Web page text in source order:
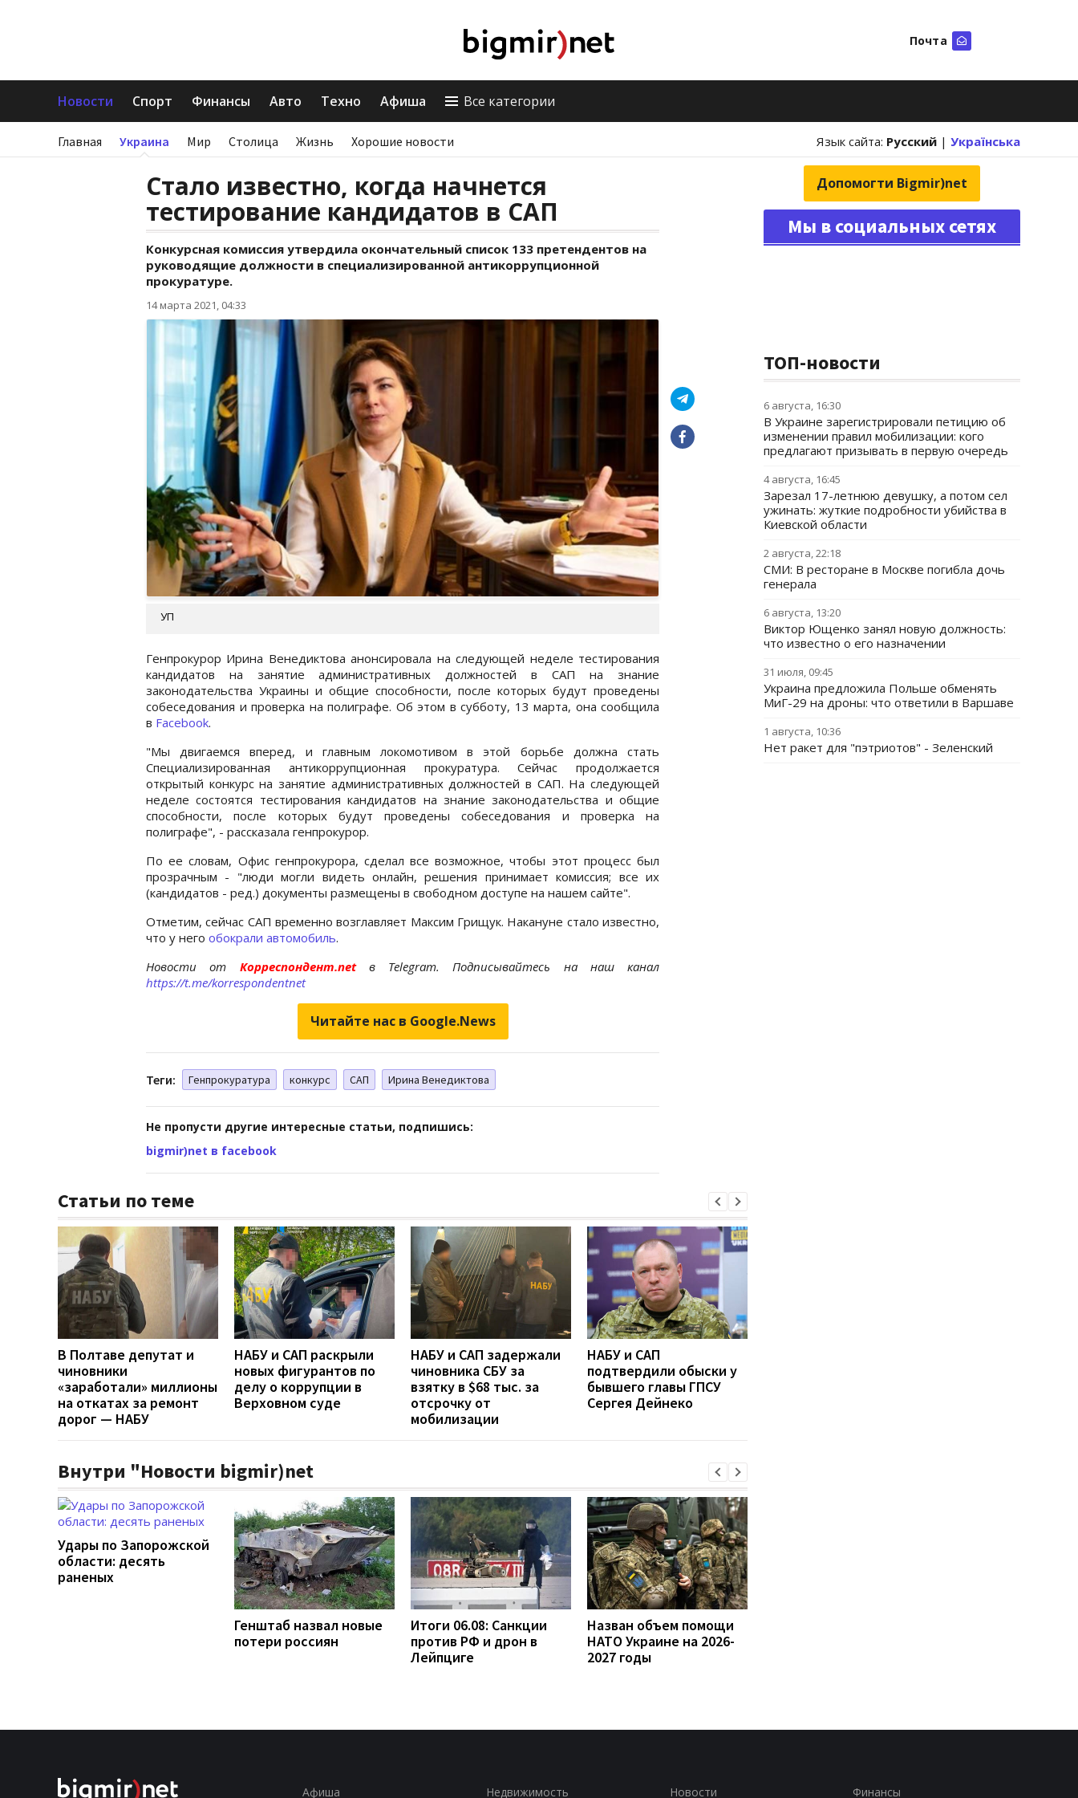
Почта
Новости Спорт Финансы Авто Техно Афиша Все категории
Главная Украина Мир Столица Жизнь Хорошие новости Язык сайта: Русский | Українська
Стало известно, когда начнется
тестирование кандидатов в САП
Конкурсная комиссия утвердила окончательный список 133 претендентов на
руководящие должности в специализированной антикоррупционной
прокуратуре.
14 марта 2021, 04:33
УП
Генпрокурор Ирина Венедиктова анонсировала на следующей неделе тестирования
кандидатов на занятие административных должностей в САП на знание
законодательства Украины и общие способности, после которых будут проведены
собеседования и проверка на полиграфе. Об этом в субботу, 13 марта, она сообщила
в Facebook.
"Мы двигаемся вперед, и главным локомотивом в этой борьбе должна стать
Специализированная антикоррупционная прокуратура. Сейчас продолжается
открытый конкурс на занятие административных должностей в САП. На следующей
неделе состоятся тестирования кандидатов на знание законодательства и общие
способности, после которых будут проведены собеседования и проверка на
полиграфе", - рассказала генпрокурор.
По ее словам, Офис генпрокурора, сделал все возможное, чтобы этот процесс был
прозрачным - "люди могли видеть онлайн, решения принимает комиссия; все их
(кандидатов - ред.) документы размещены в свободном доступе на нашем сайте".
Отметим, сейчас САП временно возглавляет Максим Грищук. Накануне стало известно,
что у него обокрали автомобиль.
Новости от Корреспондент.net в Telegram. Подписывайтесь на наш канал
https://t.me/korrespondentnet
Читайте нас в Google.News
Теги: Генпрокуратура конкурс САП Ирина Венедиктова
Не пропусти другие интересные статьи, подпишись:
bigmir)net в facebook
Статьи по теме
В Полтаве депутат и
чиновники
«заработали» миллионы
на откатах за ремонт
дорог — НАБУ
НАБУ и САП раскрыли
новых фигурантов по
делу о коррупции в
Верховном суде
НАБУ и САП задержали
чиновника СБУ за
взятку в $68 тыс. за
отсрочку от
мобилизации
НАБУ и САП
подтвердили обыски у
бывшего главы ГПСУ
Сергея Дейнеко
Внутри "Новости bigmir)net
Удары по Запорожской
области: десять
раненых
Генштаб назвал новые
потери россиян
Итоги 06.08: Санкции
против РФ и дрон в
Лейпциге
Назван объем помощи
НАТО Украине на 2026-
2027 годы
Допомогти Bigmir)net
Мы в социальных сетях
ТОП-новости
6 августа, 16:30
В Украине зарегистрировали петицию об
изменении правил мобилизации: кого
предлагают призывать в первую очередь
4 августа, 16:45
Зарезал 17-летнюю девушку, а потом сел
ужинать: жуткие подробности убийства в
Киевской области
2 августа, 22:18
СМИ: В ресторане в Москве погибла дочь
генерала
6 августа, 13:20
Виктор Ющенко занял новую должность:
что известно о его назначении
31 июля, 09:45
Украина предложила Польше обменять
МиГ-29 на дроны: что ответили в Варшаве
1 августа, 10:36
Нет ракет для "пэтриотов" - Зеленский
Афиша Недвижимость Новости Финансы